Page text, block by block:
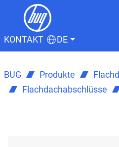
KONTAKT DE
BUG Produkte
Flachdachabschlüsse